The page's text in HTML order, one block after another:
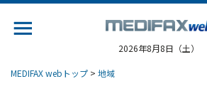
2026年8月8日（土）
MEDIFAX webトップ > 地域